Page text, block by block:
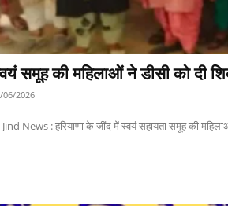
समूह की महिलाओं ने डीसी को दी
06/2026
News : हरियाणा के जींद में स्वयं सहायता समूह की